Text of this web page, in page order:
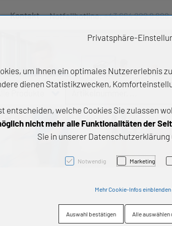
Kontakt Notfallhotline:+43 664 222 9 888
Alle Produkte
Wälz- und Gleitlager
Antriebstechnik
Chemische Produkte
Privatsphäre-
um Ihnen ein optimales Nutzererlebnis
dienen Statistikzwecken,
entscheiden, welche Cookies Sie zulassen
nicht mehr alle Funktionalitäten der
Sie in unserer Datenschutzerklärung
Notwendig Marketing
Mehr Cookie-Infos einblenden
Auswahl bestätigen Alle auswählen